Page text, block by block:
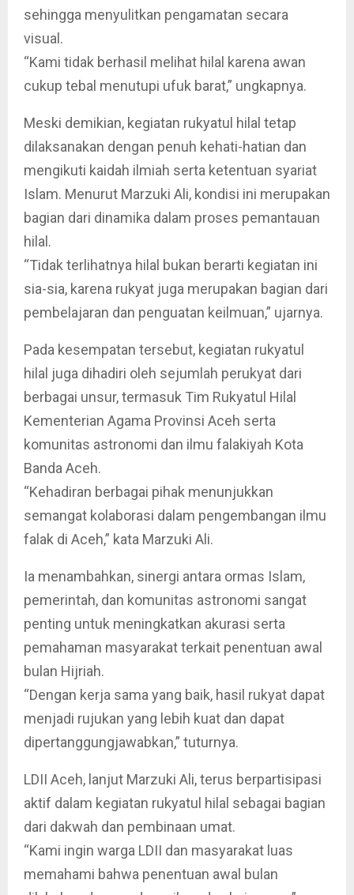
sehingga menyulitkan pengamatan secara
visual.
“Kami tidak berhasil melihat hilal karena awan
cukup tebal menutupi ufuk barat,” ungkapnya.
Meski demikian, kegiatan rukyatul hilal tetap
dilaksanakan dengan penuh kehati-hatian dan
mengikuti kaidah ilmiah serta ketentuan syariat
Islam. Menurut Marzuki Ali, kondisi ini merupakan
bagian dari dinamika dalam proses pemantauan
hilal.
“Tidak terlihatnya hilal bukan berarti kegiatan ini
sia-sia, karena rukyat juga merupakan bagian dari
pembelajaran dan penguatan keilmuan,” ujarnya.
Pada kesempatan tersebut, kegiatan rukyatul
hilal juga dihadiri oleh sejumlah perukyat dari
berbagai unsur, termasuk Tim Rukyatul Hilal
Kementerian Agama Provinsi Aceh serta
komunitas astronomi dan ilmu falakiyah Kota
Banda Aceh.
“Kehadiran berbagai pihak menunjukkan
semangat kolaborasi dalam pengembangan ilmu
falak di Aceh,” kata Marzuki Ali.
Ia menambahkan, sinergi antara ormas Islam,
pemerintah, dan komunitas astronomi sangat
penting untuk meningkatkan akurasi serta
pemahaman masyarakat terkait penentuan awal
bulan Hijriah.
“Dengan kerja sama yang baik, hasil rukyat dapat
menjadi rujukan yang lebih kuat dan dapat
dipertanggungjawabkan,” tuturnya.
LDII Aceh, lanjut Marzuki Ali, terus berpartisipasi
aktif dalam kegiatan rukyatul hilal sebagai bagian
dari dakwah dan pembinaan umat.
“Kami ingin warga LDII dan masyarakat luas
memahami bahwa penentuan awal bulan